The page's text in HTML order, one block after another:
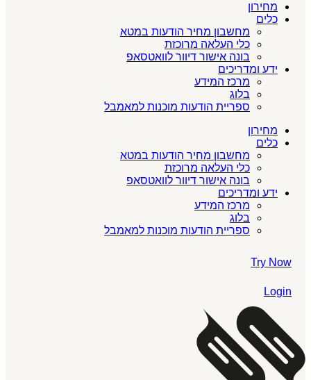
מחירון
כלים
מחשבון מחיר הודעות במטא
כלי העלאה מרוכזת
בונה אישור דיוור לוואטסאפ
ידע ומדריכים
מרכז המידע
בלוג
ספריית הודעות מוכנות למאמבל
מחירון
כלים
מחשבון מחיר הודעות במטא
כלי העלאה מרוכזת
בונה אישור דיוור לוואטסאפ
ידע ומדריכים
מרכז המידע
בלוג
ספריית הודעות מוכנות למאמבל
Try Now
Login